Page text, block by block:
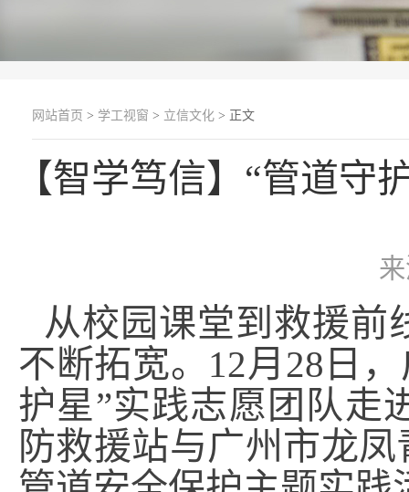
网站首页 > 学工视窗 > 立信文化 > 正文
【智学笃信】“管道守
从校园课堂到救援前
不断拓宽。12月28日
护星”实践志愿团队走
防救援站与广州市龙